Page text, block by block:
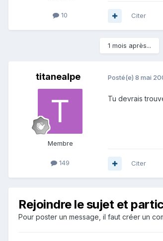
10 Citer
1 mois après...
titanealpe
Membre
149
Posté(e) 8 mai
Tu devrais
Citer
Rejoindre le sujet et
Pour poster un message, il faut créer un